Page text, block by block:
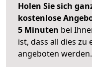
Holen Sie sich
kostenlose
5 Minuten bei
ist, dass all dies zu
angeboten werden.